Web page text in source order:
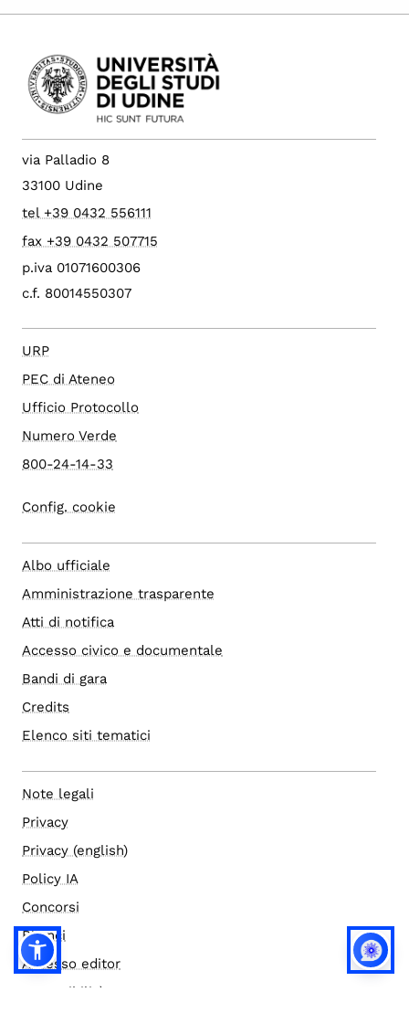
via Palladio 8
33100 Udine
tel +39 0432 556111
fax +39 0432 507715
p.iva 01071600306
c.f. 80014550307
URP
PEC di Ateneo
Ufficio Protocollo
Numero Verde
800-24-14-33
Config. cookie
Albo ufficiale
Amministrazione trasparente
Atti di notifica
Accesso civico e documentale
Bandi di gara
Credits
Elenco siti tematici
Note legali
Privacy
Privacy (english)
Policy IA
Concorsi
Bilanci
Accesso editor
Accessibilità